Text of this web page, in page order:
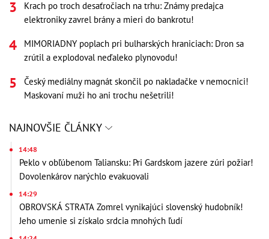
Krach po troch desaťročiach na trhu: Známy predajca
elektroniky zavrel brány a mieri do bankrotu!
MIMORIADNY poplach pri bulharských hraniciach: Dron sa
zrútil a explodoval neďaleko plynovodu!
Český mediálny magnát skončil po nakladačke v nemocnici!
Maskovaní muži ho ani trochu nešetrili!
NAJNOVŠIE ČLÁNKY
14:48
Peklo v obľúbenom Taliansku: Pri Gardskom jazere zúri požiar!
Dovolenkárov narýchlo evakuovali
14:29
OBROVSKÁ STRATA Zomrel vynikajúci slovenský hudobník!
Jeho umenie si získalo srdcia mnohých ľudí